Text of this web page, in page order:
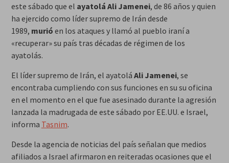
este sábado que el ayatolá Ali Jamenei, de 86 años y quien
ha ejercido como líder supremo de Irán desde
1989, murió en los ataques y llamó al pueblo iraní a
«recuperar» su país tras décadas de régimen de los
ayatolás.
El líder supremo de Irán, el ayatolá Ali Jamenei, se
encontraba cumpliendo con sus funciones en su su oficina
en el momento en el que fue asesinado durante la agresión
lanzada la madrugada de este sábado por EE.UU. e Israel,
informa Tasnim.
Desde la agencia de noticias del país señalan que medios
afiliados a Israel afirmaron en reiteradas ocasiones que el